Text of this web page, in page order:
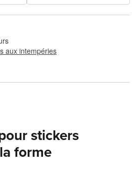
aux intempéries
stickers
forme